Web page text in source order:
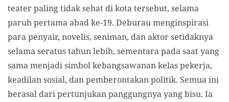
teater paling tidak sehat di kota tersebut, selama
paruh pertama abad ke-19. Deburau menginspirasi
para penyair, novelis, seniman, dan aktor setidaknya
selama seratus tahun lebih, sementara pada saat yang
sama menjadi simbol kebangsawanan kelas pekerja,
keadilan sosial, dan pemberontakan politik. Semua ini
berasal dari pertunjukan panggungnya yang bisu. Ia